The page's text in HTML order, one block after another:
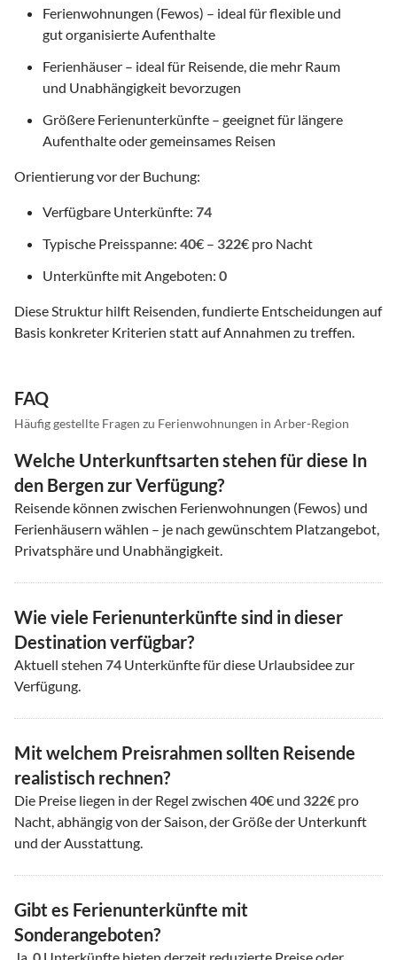
Ferienwohnungen (Fewos) – ideal für flexible und
gut organisierte Aufenthalte
Ferienhäuser – ideal für Reisende, die mehr Raum
und Unabhängigkeit bevorzugen
Größere Ferienunterkünfte – geeignet für längere
Aufenthalte oder gemeinsames Reisen
Orientierung vor der Buchung:
Verfügbare Unterkünfte: 74
Typische Preisspanne: 40€ – 322€ pro Nacht
Unterkünfte mit Angeboten: 0
Diese Struktur hilft Reisenden, fundierte Entscheidungen auf
Basis konkreter Kriterien statt auf Annahmen zu treffen.
FAQ
Häufig gestellte Fragen zu Ferienwohnungen in Arber-Region
Welche Unterkunftsarten stehen für diese In
den Bergen zur Verfügung?
Reisende können zwischen Ferienwohnungen (Fewos) und
Ferienhäusern wählen – je nach gewünschtem Platzangebot,
Privatsphäre und Unabhängigkeit.
Wie viele Ferienunterkünfte sind in dieser
Destination verfügbar?
Aktuell stehen 74 Unterkünfte für diese Urlaubsidee zur
Verfügung.
Mit welchem Preisrahmen sollten Reisende
realistisch rechnen?
Die Preise liegen in der Regel zwischen 40€ und 322€ pro
Nacht, abhängig von der Saison, der Größe der Unterkunft
und der Ausstattung.
Gibt es Ferienunterkünfte mit
Sonderangeboten?